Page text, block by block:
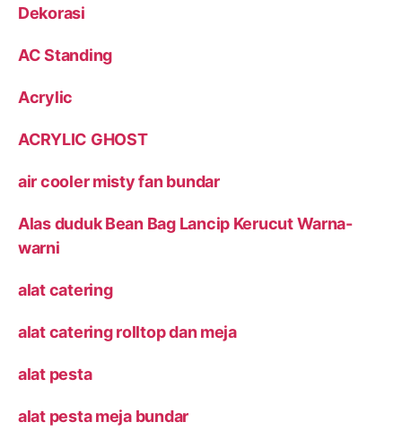
Dekorasi
AC Standing
Acrylic
ACRYLIC GHOST
air cooler misty fan bundar
Alas duduk Bean Bag Lancip Kerucut Warna-
warni
alat catering
alat catering rolltop dan meja
alat pesta
alat pesta meja bundar